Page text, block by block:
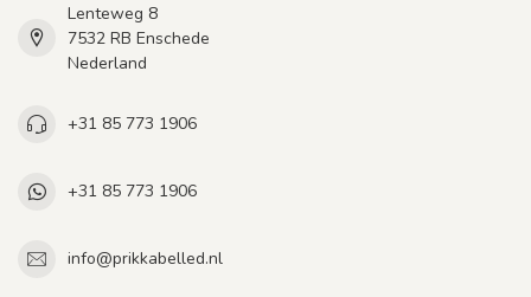
Lenteweg 8
7532 RB Enschede
Nederland
+31 85 773 1906
+31 85 773 1906
info@prikkabelled.nl